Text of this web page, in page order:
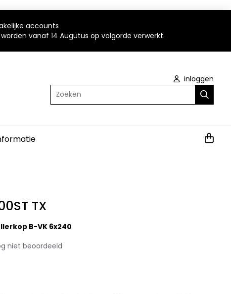
accounts
vanaf 14 Augutus op volgorde verwerkt.
inloggen
Zoeken
TX
B-VK 6x240
niet beoordeeld